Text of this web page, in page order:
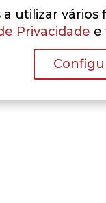
a utilizar vários
Privacidade e